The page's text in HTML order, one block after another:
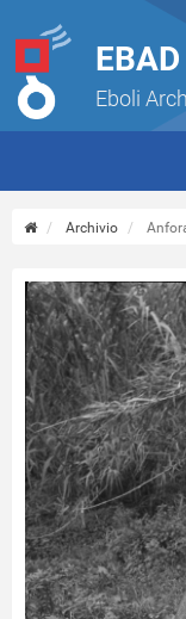
EBAD
Eboli
Archivio